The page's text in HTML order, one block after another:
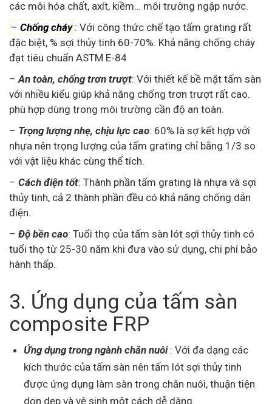
các môi hóa chất, axít, kiềm… môi trường ngập nước.
–Chống cháy : Với công thức chế tạo tấm grating rất
đặc biệt, % sợi thủy tinh 60-70%. Khả năng chống cháy
đạt tiêu chuẩn ASTM E-84
–An toàn, chống trơn trượt: Với thiết kế bề mặt tấm sàn
với nhiều kiểu giúp khả năng chống trơn trượt rất cao.
phù hợp dùng trong môi trường cần độ an toàn.
– Trọng lượng nhẹ, chịu lực cao: 60% là sợ kết hợp với
nhựa nên trọng lượng của tấm grating chỉ bằng 1/3 so
với vật liệu khác cùng thể tích.
– Cách điện tốt: Thành phần tấm grating là nhựa và sợi
thủy tinh, cả 2 thành phần đều có khả năng chống dẫn
điện.
– Độ bền cao: Tuổi thọ của tấm sàn lót sợi thủy tinh có
tuổi thọ từ 25-30 năm khi đưa vào sử dụng, chi phí bảo
hành thấp.
3. Ứng dụng của tấm sàn
composite FRP
Ứng dụng trong ngành chăn nuôi : Với đa dạng các
kích thước của tấm sàn nên tấm lót sợi thủy tinh
được ứng dụng làm sàn trong chăn nuôi, thuận tiện
dọn dẹp và vệ sinh một cách dễ dàng.